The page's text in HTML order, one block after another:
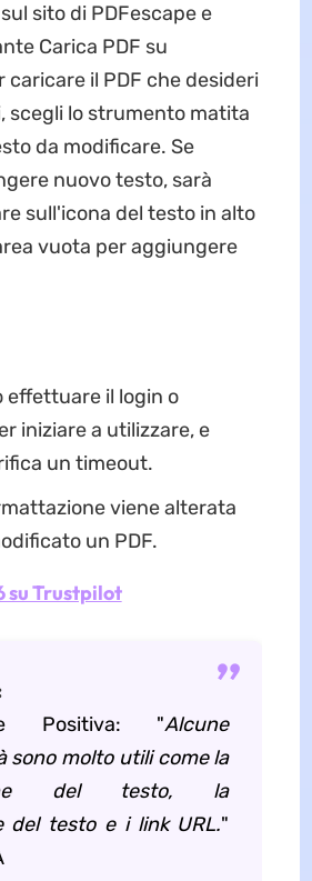
sito di PDFescape e
Carica PDF su
caricare il PDF che desideri
scegli lo strumento matita
da modificare. Se
nuovo testo, sarà
sull'icona del testo in alto
vuota per aggiungere
effettuare il login o
iniziare a utilizzare, e
un timeout.
viene alterata
un PDF.
su Trustpilot
Positiva: "Alcune
sono molto utili come la
del testo, la
del testo e i link URL."